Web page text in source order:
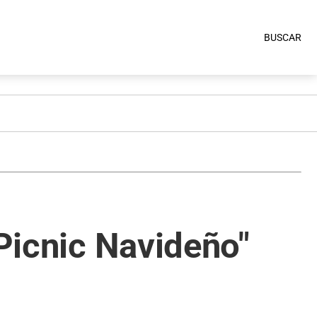
BUSCAR
Navideño"